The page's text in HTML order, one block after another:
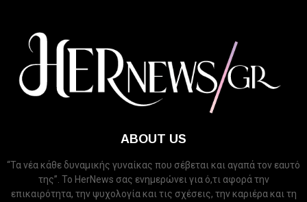
ABOUT US
“Τα νέα κάθε δυναμικής γυναίκας που σέβεται και αγαπά τον εαυτό
της”. Το HerNews σας ενημερώνει για ό,τι αφορά την
επικαιρότητα, την ψυχολογία και τις σχέσεις, την καριέρα και τη